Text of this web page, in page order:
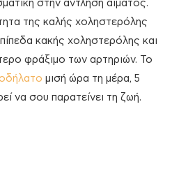
στην άντληση αίματος.
της καλής χοληστερόλης
κακής χοληστερόλης και
φράξιμο των αρτηριών. Το
μισή ώρα τη μέρα, 5
να σου παρατείνει τη ζωή.